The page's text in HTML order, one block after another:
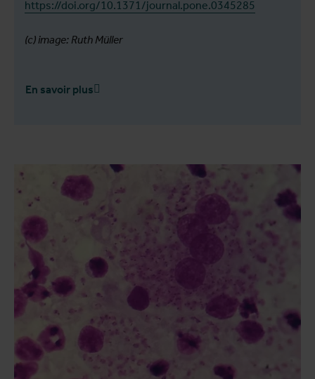
https://doi.org/10.1371/journal.pone.0345285
(c) image: Ruth Müller
En savoir plus